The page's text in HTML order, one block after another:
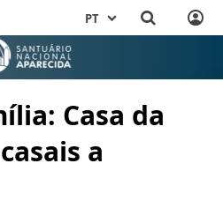
PT
Casa da
a